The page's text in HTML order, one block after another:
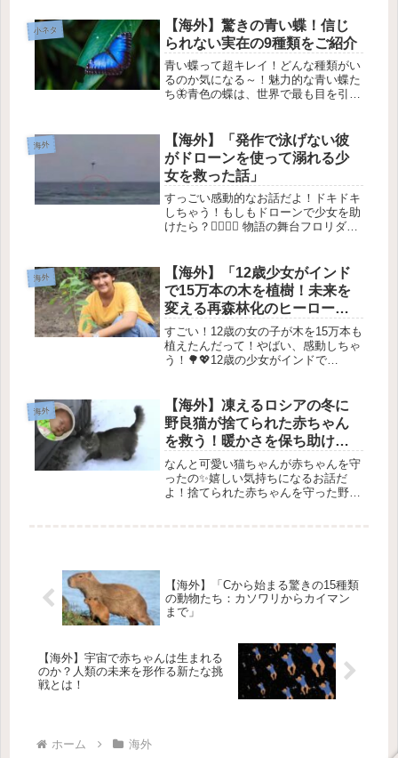
廷にお父さんが現れました。彼は、未
払いの駐車違反切符を持っていた...
小ネタ
【海外】驚きの青い蝶！信じ
られない実在の9種類をご紹介
青い蝶って超キレイ！どんな種類がい
るのか気になる～！魅力的な青い蝶た
ち🦋青色の蝶は、世界で最も目を引く
護活動においても存在感を放っていま
す。今回は、出会ったり夢見たりする
か...
海外
【海外】「発作で泳げない彼
がドローンを使って溺れる少
女を救った話」
すっごい感動的なお話だよ！ドキドキ
しちゃう！もしもドローンで少女を助
けたら？🏄‍♀️✨📍 物語の舞台フロリダ州
ミスさんが出会った、驚くべき救助劇
の話を紹介します。🌊 息を呑...
海外
【海外】「12歳少女がインド
で15万本の木を植樹！未来を
変える再森林化のヒーロー
に」
すごい！12歳の女の子が木を15万本も
植えたんだって！やばい、感動しちゃ
う！🌳💖12歳の少女がインドで
シンが注目されています！彼女は
150,000本もの木を植え、環...
海外
【海外】凍えるロシアの冬に
野良猫が捨てられた赤ちゃん
を救う！暖かさを保ち助けを
待つ感動のストーリー
なんと可愛い猫ちゃんが赤ちゃんを守
ったの✨嬉しい気持ちになるお話だ
よ！捨てられた赤ちゃんを守った野良
【海外】「Cから始まる驚きの15種類
の動物たち：カソワリからカイマン
まで」
【海外】宇宙で赤ちゃんは生まれる
のか？人類の未来を形作る新たな挑
戦とは！
ホーム 海外